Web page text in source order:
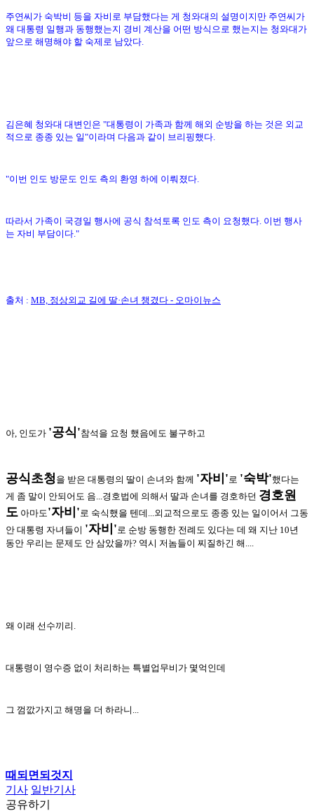
주연씨가 숙박비 등을 자비로 부담했다는 게 청와대의 설명이지만 주연씨가
왜 대통령 일행과 동행했는지 경비 계산을 어떤 방식으로 했는지는 청와대가
앞으로 해명해야 할 숙제로 남았다.
김은혜 청와대 대변인은 "대통령이 가족과 함께 해외 순방을 하는 것은 외교
적으로 종종 있는 일"이라며 다음과 같이 브리핑했다.
"이번 인도 방문도 인도 측의 환영 하에 이뤄졌다.
따라서 가족이 국경일 행사에 공식 참석토록 인도 측이 요청했다. 이번 행사
는 자비 부담이다."
출처 : MB, 정상외교 길에 딸·손녀 챙겼다 - 오마이뉴스
아, 인도가 '공식'참석을 요청 했음에도 불구하고
공식초청 을 받은 대통령의 딸이 손녀와 함께 '자비' 로 '숙박'했다는
게 좀 말이 안되어도 음...경호법에 의해서 딸과 손녀를 경호하던 경호원
도 아마도 '자비' 로 숙식했을 텐데...외교적으로도 종종 있는 일이어서 그동
안 대통령 자녀들이 '자비' 로 순방 동행한 전례도 있다는 데 왜 지난 10년
동안 우리는 문제도 안 삼았을까? 역시 저놈들이 찌질하긴 해....
왜 이래 선수끼리.
대통령이 영수증 없이 처리하는 특별업무비가 몇억인데
그 껌깞가지고 해명을 더 하라니...
때되면되것지
기사 일반기사
공유하기